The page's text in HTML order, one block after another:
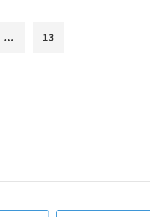
... 13